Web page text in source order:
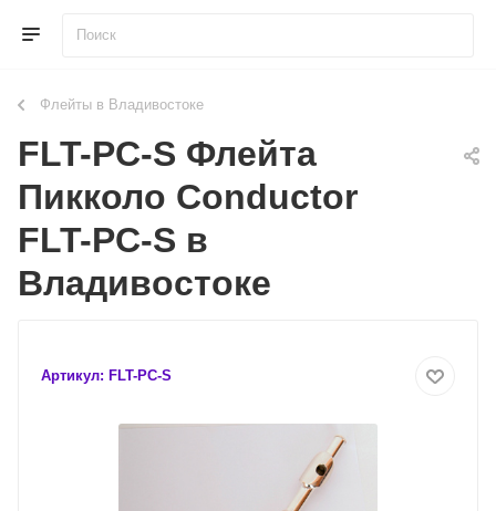
Флейты в Владивостоке
FLT-PC-S Флейта
Пикколо Conductor
FLT-PC-S в
Владивостоке
Артикул: FLT-PC-S